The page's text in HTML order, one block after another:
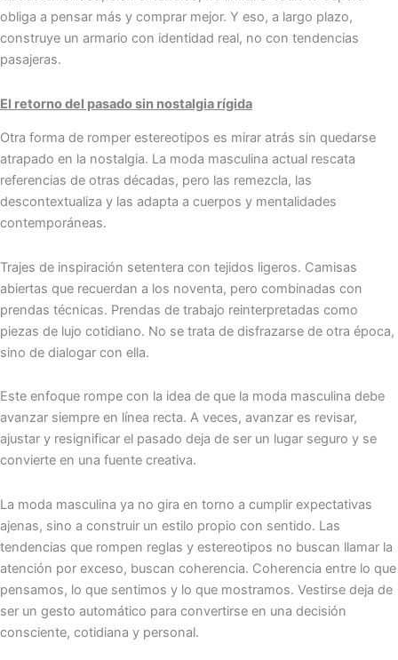
obliga a pensar más y comprar mejor. Y eso, a largo plazo,
construye un armario con identidad real, no con tendencias
pasajeras.
El retorno del pasado sin nostalgia rígida
Otra forma de romper estereotipos es mirar atrás sin quedarse
atrapado en la nostalgia. La moda masculina actual rescata
referencias de otras décadas, pero las remezcla, las
descontextualiza y las adapta a cuerpos y mentalidades
contemporáneas.
Trajes de inspiración setentera con tejidos ligeros. Camisas
abiertas que recuerdan a los noventa, pero combinadas con
prendas técnicas. Prendas de trabajo reinterpretadas como
piezas de lujo cotidiano. No se trata de disfrazarse de otra época,
sino de dialogar con ella.
Este enfoque rompe con la idea de que la moda masculina debe
avanzar siempre en línea recta. A veces, avanzar es revisar,
ajustar y resignificar el pasado deja de ser un lugar seguro y se
convierte en una fuente creativa.
La moda masculina ya no gira en torno a cumplir expectativas
ajenas, sino a construir un estilo propio con sentido. Las
tendencias que rompen reglas y estereotipos no buscan llamar la
atención por exceso, buscan coherencia. Coherencia entre lo que
pensamos, lo que sentimos y lo que mostramos. Vestirse deja de
ser un gesto automático para convertirse en una decisión
consciente, cotidiana y personal.